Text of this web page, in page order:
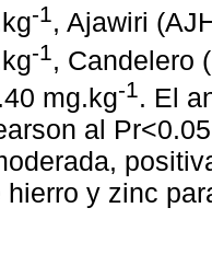
-1, Ajawiri
-1 , Candelero
mg.kg-1. El
al
hierro y zinc